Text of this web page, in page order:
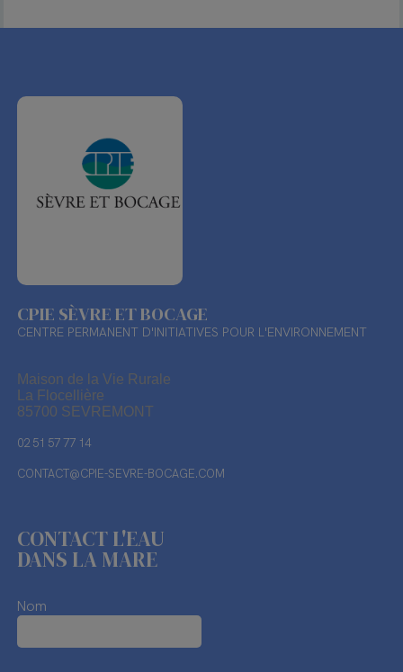
CPIE SÈVRE ET BOCAGE
CENTRE PERMANENT D'INITIATIVES POUR L'ENVIRONNEMENT
Maison de la Vie Rurale
La Flocellière
85700 SEVREMONT
02 51 57 77 14
CONTACT@CPIE-SEVRE-BOCAGE.COM
CONTACT L'EAU
DANS LA MARE
Nom